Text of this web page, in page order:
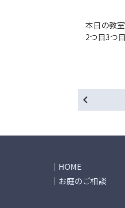
本日の教
2つ目3つ
HOME
お庭のご相談